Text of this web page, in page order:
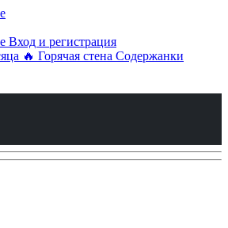
Вход и регистрация
🔥 Горячая стена Содержанки